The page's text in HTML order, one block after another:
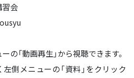
会
の「動画再生」から視聴できます。
側メニューの「資料」をクリック